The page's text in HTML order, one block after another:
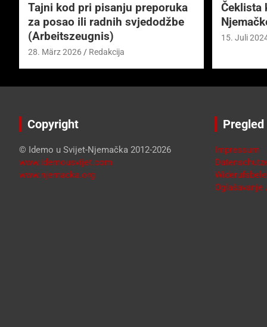
Tajni kod pri pisanju preporuka
za posao ili radnih svjedodžbe
(Arbeitszeugnis)
28. März 2026 Redakcija
Čeklista
15. Juli
Copyright
© Idemo u Svijet-Njemačka 2012-2026
www.idemousvijet.com
www.njemacka.org
Pregled
Impressum